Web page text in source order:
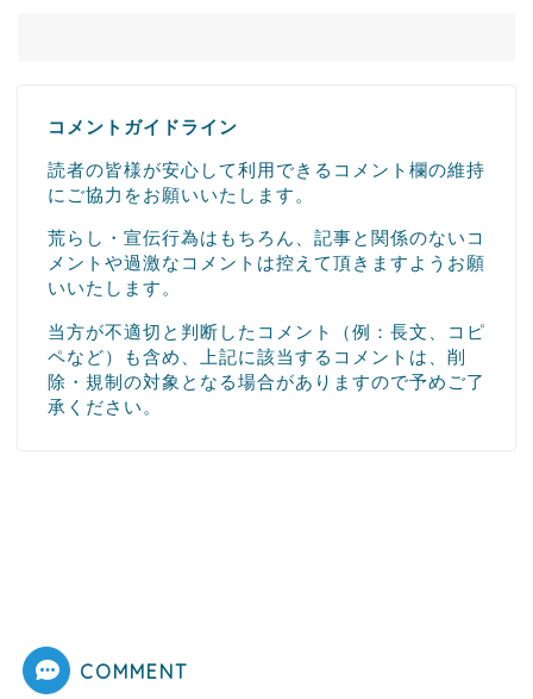
コメントガイドライン
読者の皆様が安心して利用できるコメント欄の維持
にご協力をお願いいたします。
荒らし・宣伝行為はもちろん、記事と関係のないコ
メントや過激なコメントは控えて頂きますようお願
いいたします。
当方が不適切と判断したコメント（例：長文、コピ
ペなど）も含め、上記に該当するコメントは、削
除・規制の対象となる場合がありますので予めご了
承ください。
COMMENT